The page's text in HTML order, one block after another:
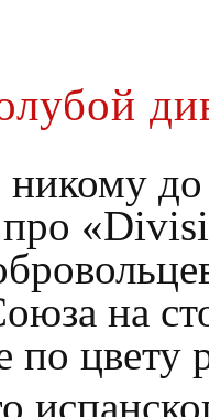
никому
про
на
по